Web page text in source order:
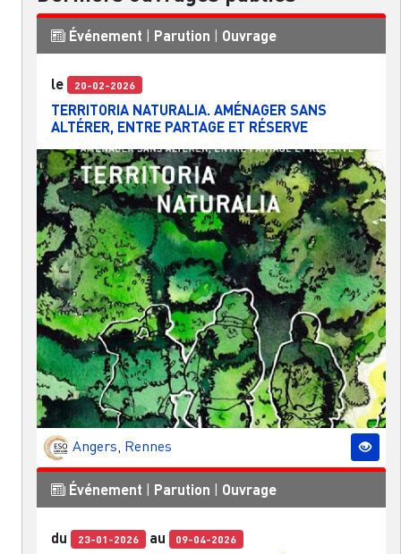
Événement Parution Ouvrage
le 20-02-2026
TERRITORIA NATURALIA. AMÉNAGER SANS
ALTÉRER, ENTRE PARTAGE ET RÉSERVE
Angers, Rennes
Événement Parution Ouvrage
du 23-01-2026 au 09-04-2026